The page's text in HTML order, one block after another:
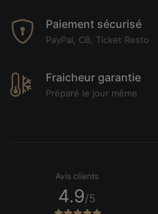
Paiement sécurisé
PayPal, CB, Ticket Resto
Fraicheur garantie
Préparé le jour même
Avis clients
4.9/5